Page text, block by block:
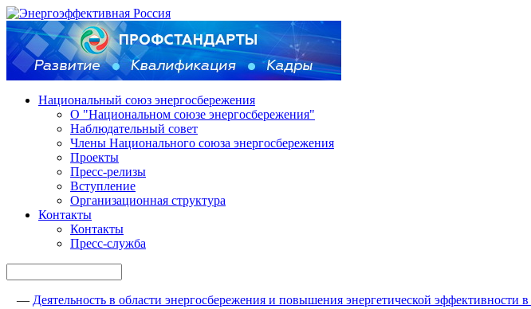
Национальный союз энергосбережения
О "Национальном союзе энергосбережения"
Наблюдательный совет
Члены Национального союза энергосбережения
Проекты
Пресс-релизы
Вступление
Организационная структура
Контакты
Контакты
Пресс-служба
— Деятельность в области энергосбережения и повышения энергетической